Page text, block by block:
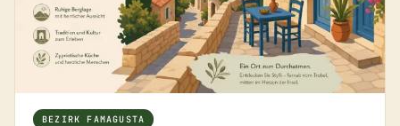
BEZIRK FAMAGUSTA